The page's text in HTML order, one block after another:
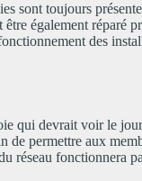
sont toujours
également réparé
des
qui devrait voir le
permettre aux
réseau fonctionnera